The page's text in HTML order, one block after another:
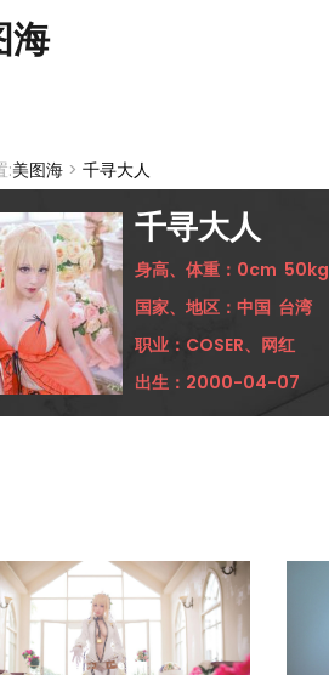
海
:美图海 > 千寻大人
千寻大人
身高、体重： 0cm 50kg
国家、地区： 中国 台湾
职业： COSER、网红
出生： 2000-04-07